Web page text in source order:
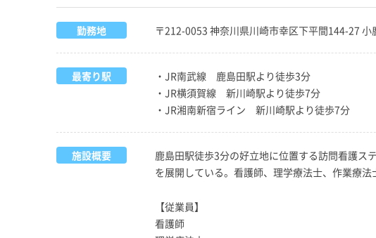
勤務地 〒212-0053 神奈川県川崎市幸区下平間144-27 小
最寄り駅
・JR南武線 鹿島田駅より徒歩3分
・JR横須賀線 新川崎駅より徒歩7分
・JR湘南新宿ライン 新川崎駅より徒歩7分
施設概要
鹿島田駅徒歩3分の好立地に位置する訪問看護ス
を展開している。看護師、理学療法士、作業療
【従業員】
看護師